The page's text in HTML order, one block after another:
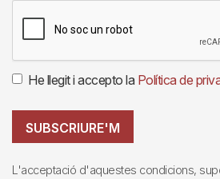
He llegit i accepto la Política de
SUBSCRIURE'M
L'acceptació d'aquestes condicions,